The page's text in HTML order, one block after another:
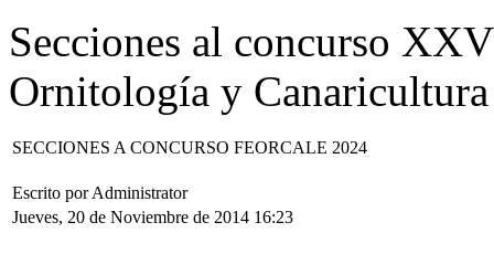
Secciones al concurso
Ornitología y
SECCIONES A CONCURSO FEORCALE 2024
Escrito por Administrator
Jueves, 20 de Noviembre de 2014 16:23